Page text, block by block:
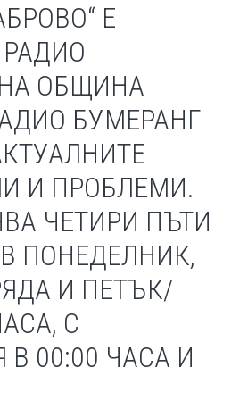
Е
ОБЩИНА
БУМЕРАНГ
И ПРОБЛЕМИ.
ЧЕТИРИ ПЪТИ
ПОНЕДЕЛНИК,
И ПЕТЪК/
С
00:00 ЧАСА И